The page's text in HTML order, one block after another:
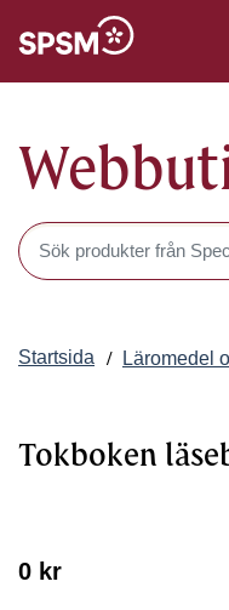
Sök produkter i
Startsida Läromedel
Tokboken
0 kr